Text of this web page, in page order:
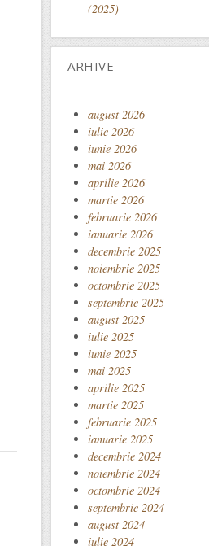
(2025)
ARHIVE
august 2026
iulie 2026
iunie 2026
mai 2026
aprilie 2026
martie 2026
februarie 2026
ianuarie 2026
decembrie 2025
noiembrie 2025
octombrie 2025
septembrie 2025
august 2025
iulie 2025
iunie 2025
mai 2025
aprilie 2025
martie 2025
februarie 2025
ianuarie 2025
decembrie 2024
noiembrie 2024
octombrie 2024
septembrie 2024
august 2024
iulie 2024